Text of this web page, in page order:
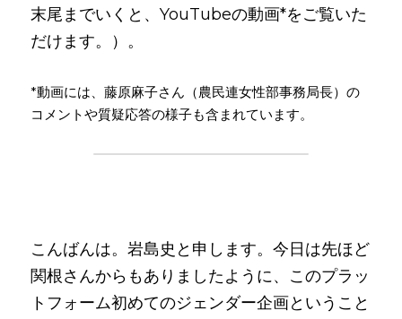
末尾までいくと、YouTubeの動画*をご覧いた
だけます。）。
*動画には、藤原麻子さん（農民連女性部事務局長）の
コメントや質疑応答の様子も含まれています。
こんばんは。岩島史と申します。今日は先ほど
関根さんからもありましたように、このプラッ
トフォーム初めてのジェンダー企画ということ